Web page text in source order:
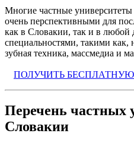
Многие частные университеты
очень перспективными для
как в Словакии, так и в любой
специальностями, такими
зубная техника, массмедиа и
ПОЛУЧИТЬ
Перечень частных
Словакии